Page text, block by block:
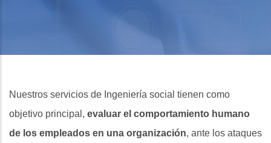
Nuestros servicios de Ingeniería social tienen como
objetivo principal, evaluar el comportamiento humano
de los empleados en una organización, ante los ataques